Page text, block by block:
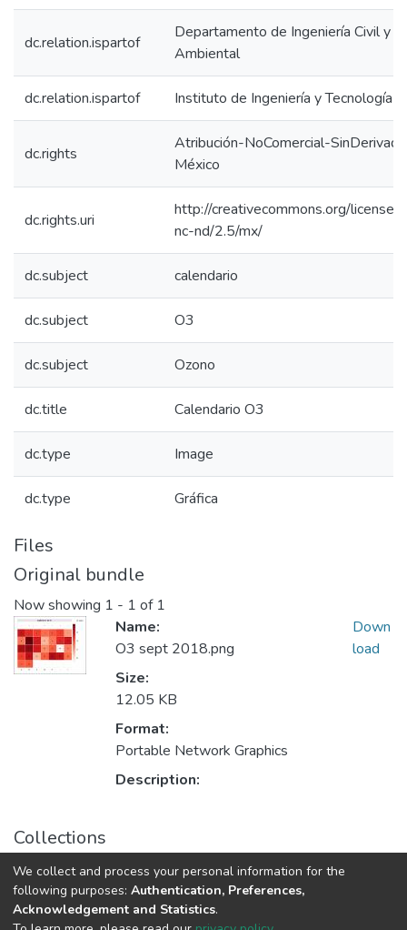
dc.relation.ispartof
Departamento de Ingeniería Civil y
Ambiental
dc.relation.ispartof Instituto de Ingeniería y Tecnología
dc.rights
Atribución-NoComercial-
México
dc.rights.uri
http://creativecommons.org/
nc-nd/2.5/mx/
dc.subject calendario
dc.subject O3
dc.subject Ozono
dc.title Calendario O3
dc.type Image
dc.type Gráfica
Files
Original bundle
Now showing 1 - 1 of 1
Name:
O3 sept 2018.png
Size:
12.05 KB
Format:
Portable Network Graphics
Description:
Down
load
Collections
2018 Septiembre
We collect and process your personal information for the
following purposes: Authentication, Preferences,
Acknowledgement and Statistics.